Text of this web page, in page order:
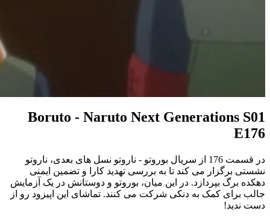
Boruto - Naruto Next Generations S01
E176
در قسمت 176 از سریال بوروتو - ناروتو نسل های بعدی، ناروتو
نشستی برگزار می کند تا به بررسی تهدید کارا و تضمین ایمنی
دهکده برگ بپردازد. در این میان، بوروتو و دوستانش در یک آزمایش
جالب برای کمک به دنکی شرکت می کنند. تماشای این اپیزود رو از
دست ندید!